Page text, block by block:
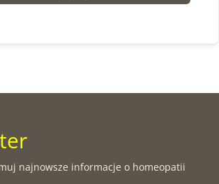
najnowsze informacje o homeopatii